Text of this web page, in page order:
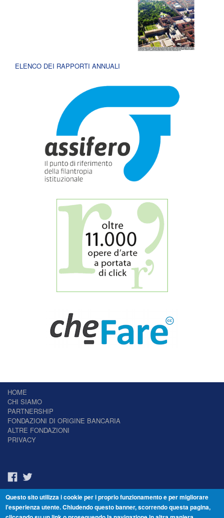
ELENCO DEI RAPPORTI ANNUALI
HOME
CHI SIAMO
PARTNERSHIP
FONDAZIONI DI ORIGINE BANCARIA
ALTRE FONDAZIONI
PRIVACY
Il Giornale delle Fondazioni - Periodico telematico
Reg. Tribunale n.7 del 22/07/2014 – ISSN 2421-2466
Questo sito utilizza i cookie per i proprio funzionamento e per migliorare
l'esperienza utente. Chiudendo questo banner, scorrendo questa pagina,